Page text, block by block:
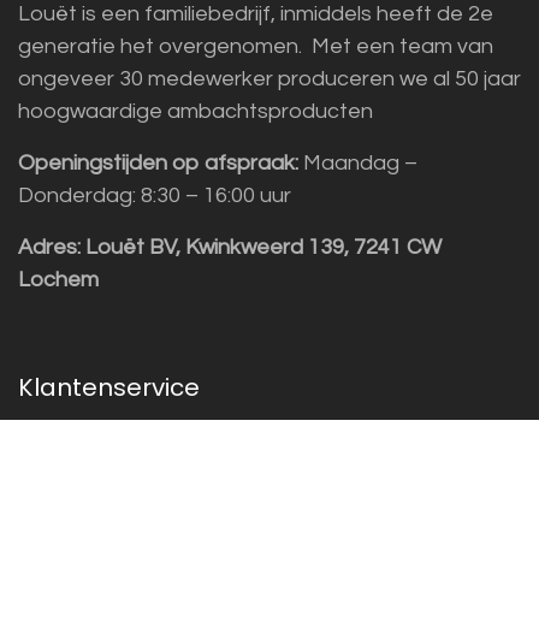
Louët is een familiebedrijf, inmiddels heeft de 2e
generatie het overgenomen. Met een team van
ongeveer 30 medewerker produceren we al 50 jaar
hoogwaardige ambachtsproducten
Openingstijden op afspraak: Maandag –
Donderdag: 8:30 – 16:00 uur
Adres: Louët BV, Kwinkweerd 139, 7241 CW
Lochem
Klantenservice